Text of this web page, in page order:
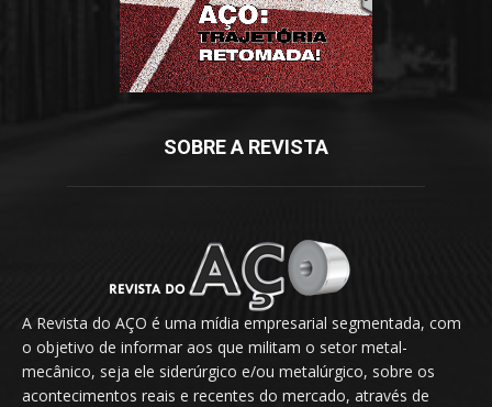
SOBRE A REVISTA
A Revista do AÇO é uma mídia empresarial segmentada, com
o objetivo de informar aos que militam o setor metal-
mecânico, seja ele siderúrgico e/ou metalúrgico, sobre os
acontecimentos reais e recentes do mercado, através de